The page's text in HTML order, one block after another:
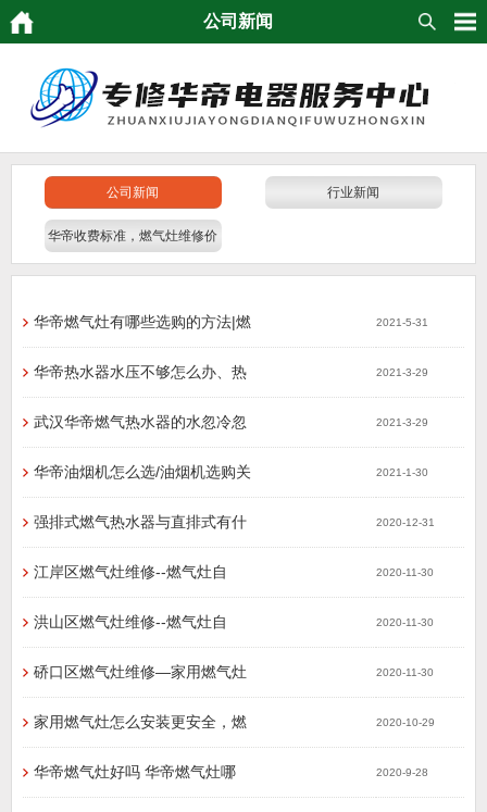
公司新闻
公司新闻 行业新闻
华帝收费标准，燃气灶维修价
华帝燃气灶有哪些选购的方法|燃 2021-5-31
​华帝热水器水压不够怎么办、热 2021-3-29
​武汉华帝燃气热水器的水忽冷忽 2021-3-29
华帝油烟机怎么选/油烟机选购关 2021-1-30
​强排式燃气热水器与直排式有什 2020-12-31
​江岸区燃气灶维修--燃气灶自 2020-11-30
​洪山区燃气灶维修--燃气灶自 2020-11-30
​硚口区燃气灶维修—家用燃气灶 2020-11-30
​家用燃气灶怎么安装更安全，燃 2020-10-29
​华帝燃气灶好吗 华帝燃气灶哪 2020-9-28